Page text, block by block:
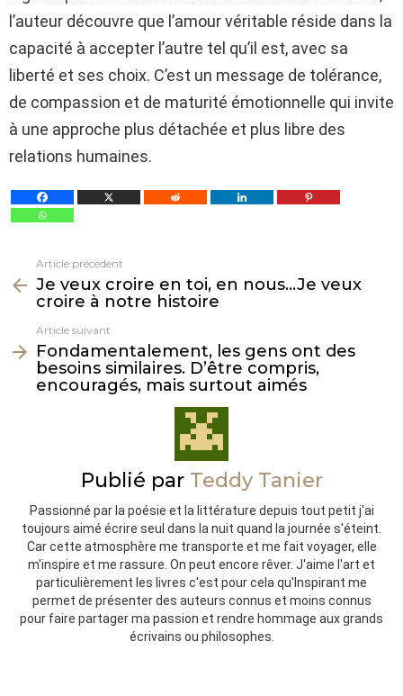
l’auteur découvre que l’amour véritable réside dans la
capacité à accepter l’autre tel qu’il est, avec sa
liberté et ses choix. C’est un message de tolérance,
de compassion et de maturité émotionnelle qui invite
à une approche plus détachée et plus libre des
relations humaines.
plus
Article précédent
Je veux croire en toi, en nous…Je veux
croire à notre histoire
Article suivant
Fondamentalement, les gens ont des
besoins similaires. D’être compris,
encouragés, mais surtout aimés
Publié par Teddy Tanier
Passionné par la poésie et la littérature depuis tout petit j'ai
toujours aimé écrire seul dans la nuit quand la journée s'éteint.
Car cette atmosphère me transporte et me fait voyager, elle
m'inspire et me rassure. On peut encore rêver. J'aime l'art et
particulièrement les livres c'est pour cela qu'Inspirant me
permet de présenter des auteurs connus et moins connus
pour faire partager ma passion et rendre hommage aux grands
écrivains ou philosophes.